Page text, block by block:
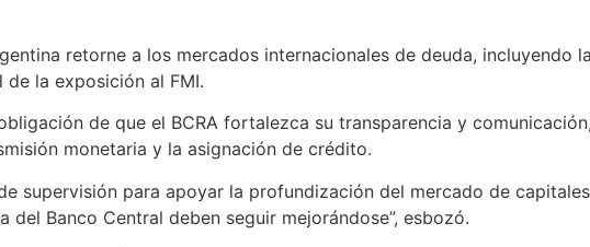
retorne a los mercados internacionales de deuda, incluyendo
la exposición al FMI.
de que el BCRA fortalezca su transparencia y
monetaria y la asignación de crédito.
supervisión para apoyar la profundización del mercado de
Banco Central deben seguir mejorándose”, esbozó.